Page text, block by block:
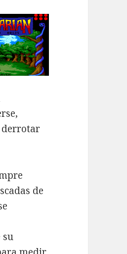
derrotar
de
su